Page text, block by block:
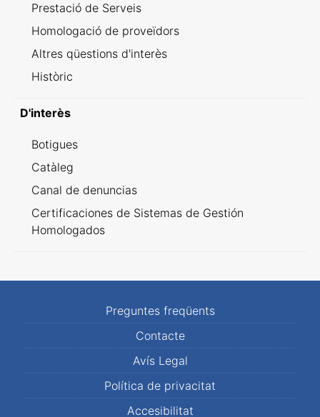
Prestació de Serveis
Homologació de proveïdors
Altres qüestions d'interès
Històric
D'interès
Botigues
Catàleg
Canal de denuncias
Certificaciones de Sistemas de Gestión
Homologados
Preguntes freqüents
Contacte
Avís Legal
Política de privacitat
Accesibilitat